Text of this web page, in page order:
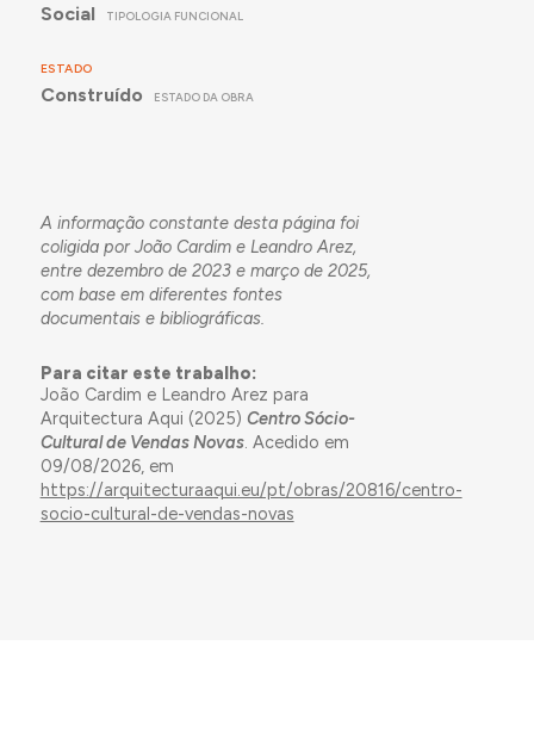
Social
TIPOLOGIA FUNCIONAL
ESTADO
Construído ESTADO DA OBRA
A informação constante desta página foi
coligida por João Cardim e Leandro Arez,
entre dezembro de 2023 e março de 2025,
com base em diferentes fontes
documentais e bibliográficas.
Para citar este trabalho:
João Cardim e Leandro Arez para
Arquitectura Aqui (2025) Centro Sócio-
Cultural de Vendas Novas. Acedido em
09/08/2026, em
https://arquitecturaaqui.eu/pt/obras/20816/centro-
socio-cultural-de-vendas-novas